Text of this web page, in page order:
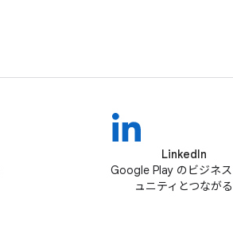
LinkedIn
Google Play のビジネ
ュニティとつながる